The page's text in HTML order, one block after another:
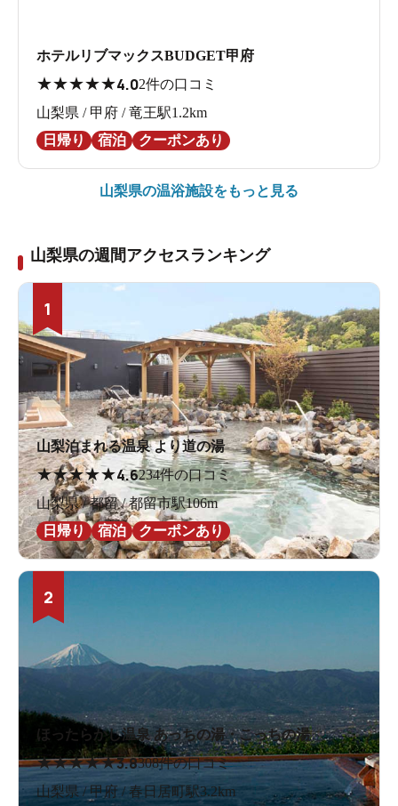
ホテルリブマックスBUDGET甲府
★★★★★4.02件の口コミ
山梨県 / 甲府 / 竜王駅1.2km
日帰り
宿泊 クーポンあり
山梨県の温浴施設をもっと見る
山梨県の週間アクセスランキング
1
山梨泊まれる温泉 より道の湯
★★★★★4.6234件の口コミ
山梨県 / 都留 / 都留市駅106m
日帰り
宿泊 クーポンあり
2
ほったらかし温泉 あっちの湯・こっちの湯
★★★★★3.8308件の口コミ
山梨県 / 甲府 / 春日居町駅3.2km